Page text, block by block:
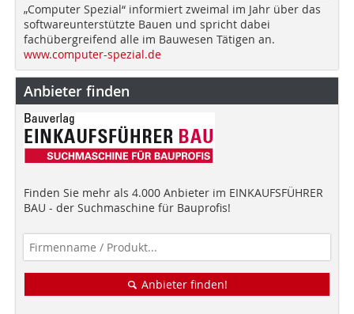
„Computer Spezial“ informiert zweimal im Jahr über das
softwareunterstützte Bauen und spricht dabei
fachübergreifend alle im Bauwesen Tätigen an.
www.computer-spezial.de
Anbieter finden
Finden Sie mehr als 4.000 Anbieter im EINKAUFSFÜHRER
BAU - der Suchmaschine für Bauprofis!
Anbieter finden!